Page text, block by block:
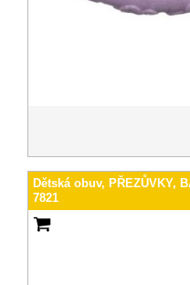
Dětská obuv, PŘEZŮVKY,
7821